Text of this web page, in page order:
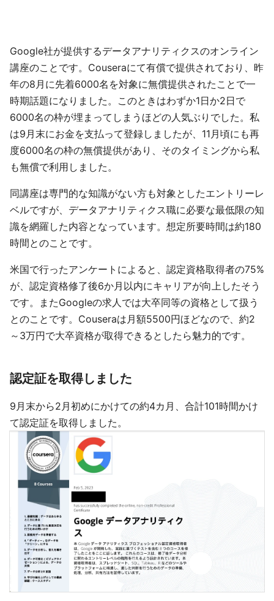
Google社が提供するデータアナリティクスのオンライン
講座のことです。Couseraにて有償で提供されており、昨
年の8月に先着6000名を対象に無償提供されたことで一
時期話題になりました。このときはわずか1日か2日で
6000名の枠が埋まってしまうほどの人気ぶりでした。私
は9月末にお金を支払って登録しましたが、11月頃にも再
度6000名の枠の無償提供があり、そのタイミングから私
も無償で利用しました。
同講座は専門的な知識がない方も対象としたエントリーレ
ベルですが、データアナリティクス職に必要な最低限の知
識を網羅した内容となっています。想定所要時間は約180
時間とのことです。
米国で行ったアンケートによると、認定資格取得者の75%
が、認定資格修了後6か月以内にキャリアが向上したそう
です。またGoogleの求人では大卒同等の資格として扱う
とのことです。Couseraは月額5500円ほどなので、約2
～3万円で大卒資格が取得できるとしたら魅力的です。
認定証を取得しました
9月末から2月初めにかけての約4カ月、合計101時間かけ
て認定証を取得しました。